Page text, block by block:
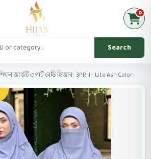
Search
0
জর্জেট ৩পার্ট রেডি হিজাব- 3PRH - Lite Ash Color